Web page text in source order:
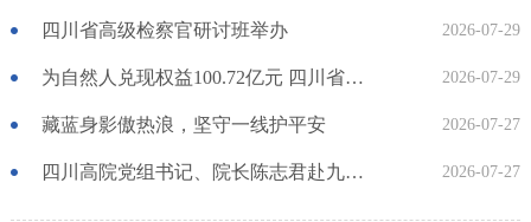
四川省高级检察官研讨班举办 2026-07-29
为自然人兑现权益100.72亿元 四川省法院今年上半年重点工作情况报告出炉 2026-07-29
藏蓝身影傲热浪，坚守一线护平安 2026-07-27
四川高院党组书记、院长陈志君赴九寨沟县调研并开展定点帮扶 2026-07-27